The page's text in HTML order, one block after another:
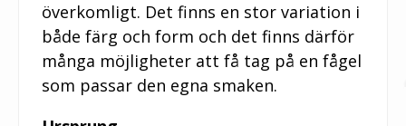
överkomligt. Det finns en stor variation i
både färg och form och det finns därför
många möjligheter att få tag på en fågel
som passar den egna smaken.